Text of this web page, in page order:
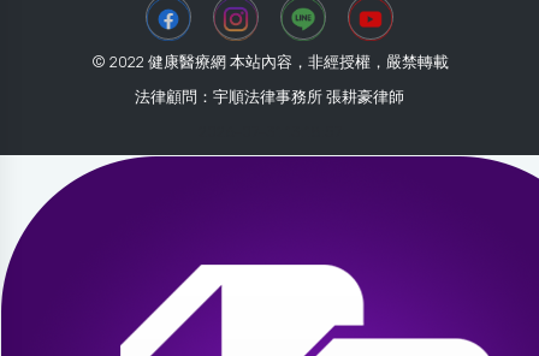
© 2022 健康醫療網 本站內容，非經授權，嚴禁轉載
法律顧問：宇順法律事務所 張耕豪律師